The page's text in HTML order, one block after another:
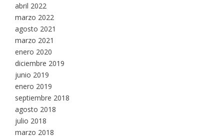
abril 2022
marzo 2022
agosto 2021
marzo 2021
enero 2020
diciembre 2019
junio 2019
enero 2019
septiembre 2018
agosto 2018
julio 2018
marzo 2018